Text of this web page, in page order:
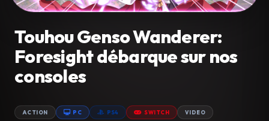
Touhou Genso Wanderer:
Foresight débarque sur nos
consoles
ACTION PC PS4 SWITCH VIDEO